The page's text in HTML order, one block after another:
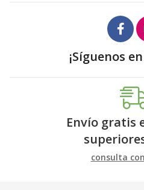
¡Síguenos
Envío gratis
consulta